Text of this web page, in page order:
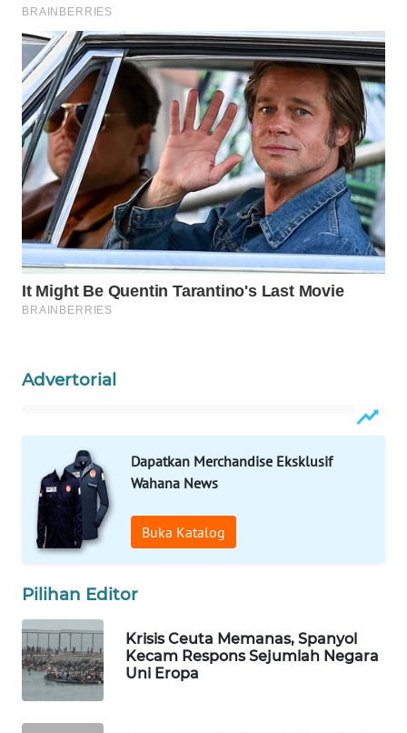
Advertorial
Dapatkan Merchandise Eksklusif
Wahana News
Buka Katalog
Pilihan Editor
Krisis Ceuta Memanas, Spanyol
Kecam Respons Sejumlah Negara
Uni Eropa
MANDALIKA
WN
LIKUPANG
WN
LABUANBAJO
WN
BORNEO
Wahana
Media
Group
WAHANA
ADVOKAT
WAHANA
INFRASTRUKTUR
WAHANA
KONSUMEN
WAHANA
LISTRIK